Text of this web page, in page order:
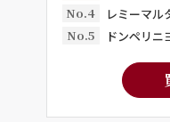
No.4
レミーマル
No.5
ドンペリニ